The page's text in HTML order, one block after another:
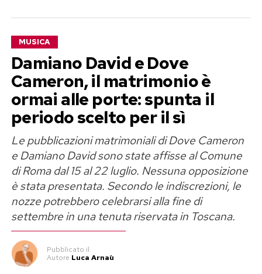
vip
Ogni estate Panarea si conferma una delle
mete italiane più amate dalle celebrità
internazionali. Le sue dimensioni ridotte,
l’accesso prevalentemente via mare e
un’atmosfera elegante ma discreta la rendono
ideale per chi cerca privacy senza rinunciare alla
vita mondana.
Negli ultimi anni l’isola ha ospitato attori
hollywoodiani, imprenditori della Silicon Valley,
top model e musicisti, consolidando la propria
reputazione come uno dei luoghi simbolo del
turismo di lusso nel Mediterraneo.
Nell’ottobre 2024, durante il tour nei club
italiani ed europei, annunciò lo stop per
prendersi cura della propria salute, cancellando
le date successive dopo i primi concerti.
Un’interruzione arrivata nel momento di
massima esposizione, quando sembrava che
tutti volessero una parte di lei.
MUSICA
Damiano David e Dove
Cameron, il matrimonio è
ormai alle porte: spunta il
periodo scelto per il sì
Le pubblicazioni matrimoniali di Dove Cameron
e Damiano David sono state affisse al Comune
di Roma dal 15 al 22 luglio. Nessuna opposizione
è stata presentata. Secondo le indiscrezioni, le
nozze potrebbero celebrarsi alla fine di
settembre in una tenuta riservata in Toscana.
Pubblicato il
Autore Luca Arnaù